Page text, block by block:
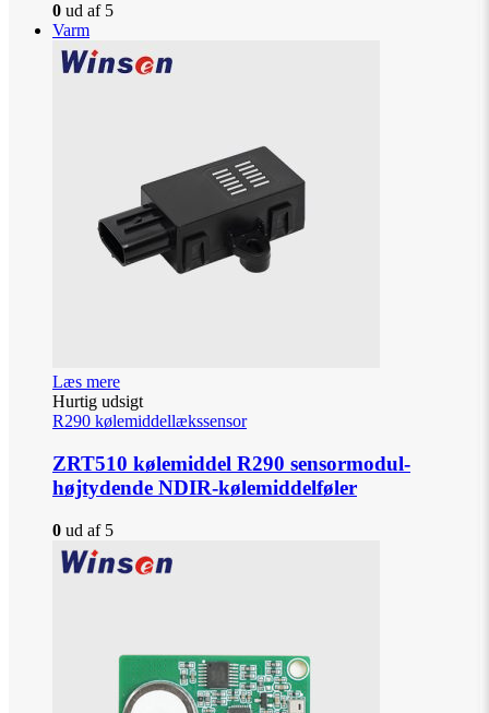
0 ud af 5
Varm
Læs mere
Hurtig udsigt
R290 kølemiddellækssensor
ZRT510 kølemiddel R290 sensormodul-
højtydende NDIR-kølemiddelføler
0 ud af 5